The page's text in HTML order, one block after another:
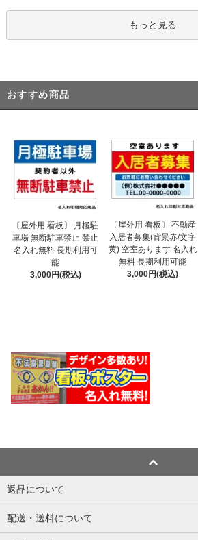
もっと見る
おすすめ商品
〔屋外用 看板〕 月極駐
車場 無断駐車禁止 禁止
名入れ無料 長期利用可
能
3,000円(税込)
〔屋外用 看板〕 不動産
入居者募集(背景赤/文字
黄) 空室あります 名入れ
無料 長期利用可能
3,000円(税込)
返品について
配送・送料について